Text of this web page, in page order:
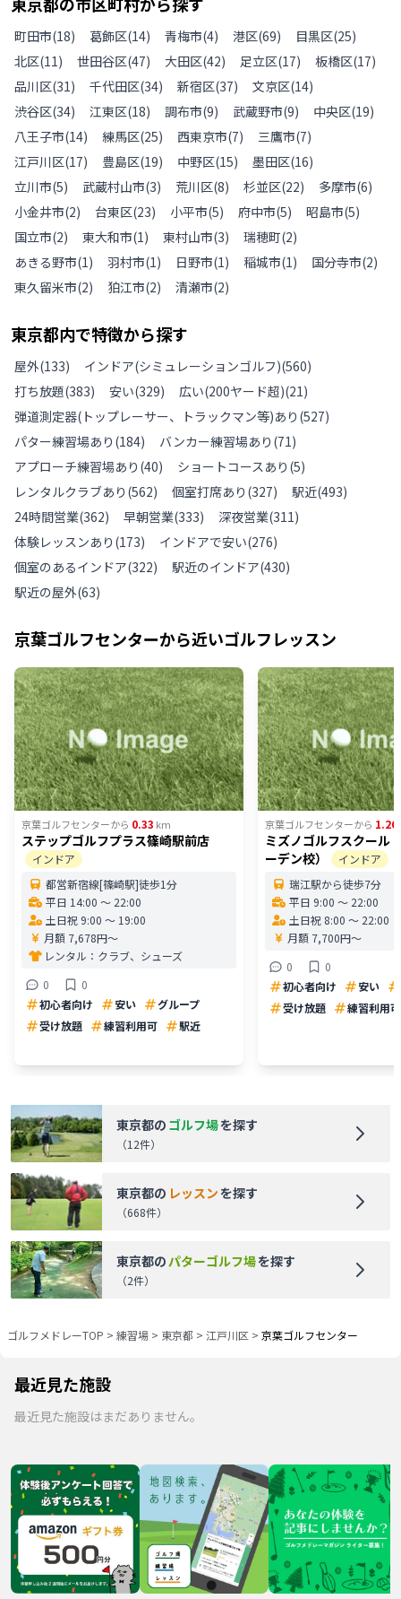
町田市(18) 葛飾区(14) 青梅市(4) 港区(69) 目黒区(25)
北区(11) 世田谷区(47) 大田区(42) 足立区(17) 板橋区(17)
品川区(31) 千代田区(34) 新宿区(37) 文京区(14)
渋谷区(34) 江東区(18) 調布市(9) 武蔵野市(9) 中央区(19)
八王子市(14) 練馬区(25) 西東京市(7) 三鷹市(7)
江戸川区(17) 豊島区(19) 中野区(15) 墨田区(16)
立川市(5) 武蔵村山市(3) 荒川区(8) 杉並区(22) 多摩市(6)
小金井市(2) 台東区(23) 小平市(5) 府中市(5) 昭島市(5)
国立市(2) 東大和市(1) 東村山市(3) 瑞穂町(2)
あきる野市(1) 羽村市(1) 日野市(1) 稲城市(1) 国分寺市(2)
東久留米市(2) 狛江市(2) 清瀬市(2)
東京都内で特徴から探す
屋外(133) インドア(シミュレーションゴルフ)(560)
打ち放題(383) 安い(329) 広い(200ヤード超)(21)
弾道測定器(トップレーサー、トラックマン等)あり (527)
パター練習場あり (184) バンカー練習場あり (71)
アプローチ練習場あり (40) ショートコースあり (5)
レンタルクラブあり (562) 個室打席あり (327) 駅近(493)
24時間営業(362) 早朝営業(333) 深夜営業(311)
体験レッスンあり (173) インドアで安い(276)
個室のあるインドア(322) 駅近のインドア(430)
駅近の屋外(63)
京葉ゴルフセンターから近いゴルフレッスン
京葉ゴルフセンターから 0.33 km
ステップゴルフプラス篠崎駅前店
インドア
都営新宿線[篠崎駅]徒歩1分
平日 14:00 〜 22:00
土日祝 9:00 〜 19:00
月額 7,678円〜
レンタル： クラブ、シューズ
0
0
初心者向け
安い
グループ
受け放題
練習利用可 駅近
京葉ゴルフセンターから 1.26
ミズノゴルフスクール
ーデン校）
インドア
瑞江駅から徒歩7分
平日 9:00 〜 22:00
土日祝 8:00 〜 22:00
月額 7,700円〜
0
0
初心者向け
安い
受け放題
練習利用可
東京都の ゴルフ場を探す
（12件）
東京都の レッスンを探す
（668件）
東京都の パターゴルフ場を探す
（2件）
ゴルフメドレーTOP > 練習場 > 東京都 > 江戸川区 > 京葉ゴルフセンター
最近見た施設
最近見た施設はまだありません。